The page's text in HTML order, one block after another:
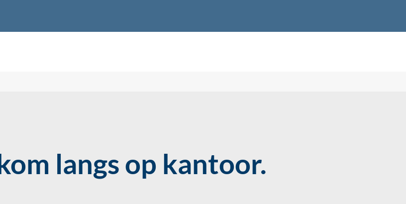
langs op kantoor.